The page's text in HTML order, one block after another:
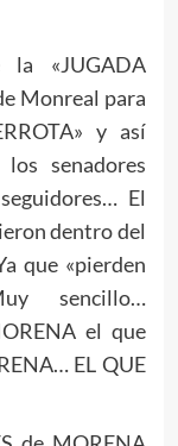
«JUGADA
Monreal para
y así
senadores
El
dentro del
que «pierden
sencillo…
el que
EL QUE